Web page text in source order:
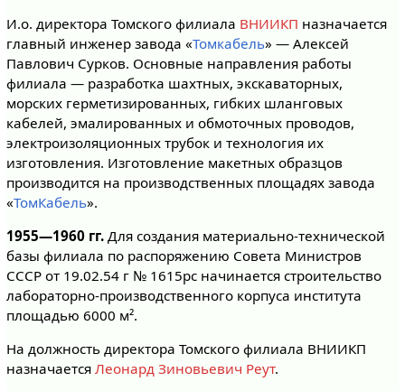
И.о. директора Томского филиала ВНИИКП назначается
главный инженер завода «Томкабель» — Алексей
Павлович Сурков. Основные направления работы
филиала — разработка шахтных, экскаваторных,
морских герметизированных, гибких шланговых
кабелей, эмалированных и обмоточных проводов,
электроизоляционных трубок и технология их
изготовления. Изготовление макетных образцов
производится на производственных площадях завода
«ТомКабель».
1955—1960 гг.Для создания материально-технической
базы филиала по распоряжению Совета Министров
СССР от 19.02.54 г № 1615рс начинается строительство
лабораторно-производственного корпуса института
площадью 6000 м².
На должность директора Томского филиала ВНИИКП
назначается Леонард Зиновьевич Реут.